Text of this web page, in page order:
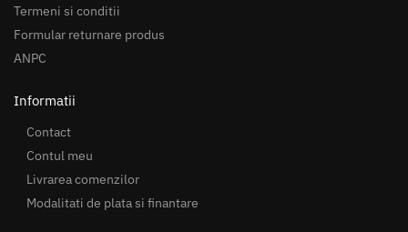
Termeni si conditii
Formular returnare produs
ANPC
Informatii
Contact
Contul meu
Livrarea comenzilor
Modalitati de plata si finantare